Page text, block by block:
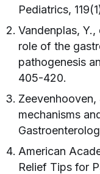
Pediatrics,
Vandenplas,
role of the
pathogenesis
405-420.
mechanisms
American
Relief Tips for